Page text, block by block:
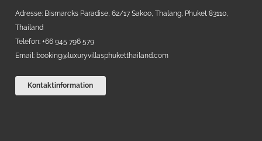
Adresse: Bismarcks Paradise, 62/17 Sakoo, Thalang, Phuket 83110,
Thailand
Telefon: +66 945 796 579
Email: booking@luxuryvillasphuketthailand.com
Kontaktinformation